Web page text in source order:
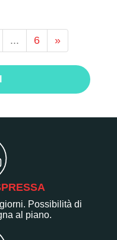
... 6 »
Possibilità di
al piano.